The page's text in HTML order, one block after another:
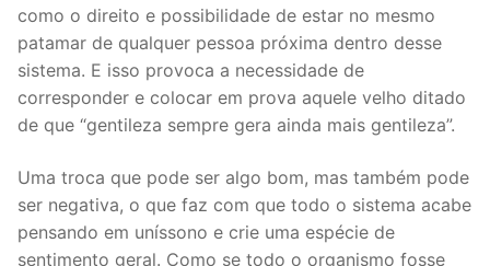
como o direito e possibilidade de estar no mesmo
patamar de qualquer pessoa próxima dentro desse
sistema. E isso provoca a necessidade de
corresponder e colocar em prova aquele velho ditado
de que “gentileza sempre gera ainda mais gentileza”.
Uma troca que pode ser algo bom, mas também pode
ser negativa, o que faz com que todo o sistema acabe
pensando em uníssono e crie uma espécie de
sentimento geral. Como se todo o organismo fosse